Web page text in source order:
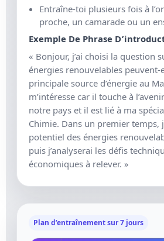
Entraîne-toi plusieurs fois à
proche, un camarade ou un
Exemple De Phrase
« Bonjour, j’ai choisi la question
énergies renouvelables peuvent-
principale source d’énergie au
m’intéresse car il touche à
notre pays et il est lié à ma
Chimie. Dans un premier temps,
potentiel des énergies
puis j’analyserai les défis
économiques à relever. »
Plan d’entraînement sur 7 jours